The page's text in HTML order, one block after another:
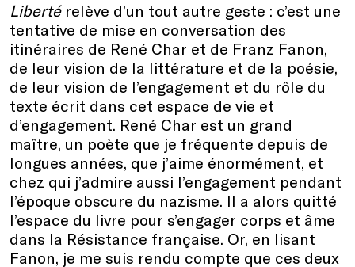
Liberté relève d’un tout autre geste : c’est une
tentative de mise en conversation des
itinéraires de René Char et de Franz Fanon,
de leur vision de la littérature et de la poésie,
de leur vision de l’engagement et du rôle du
texte écrit dans cet espace de vie et
d’engagement. René Char est un grand
maître, un poète que je fréquente depuis de
longues années, que j’aime énormément, et
chez qui j’admire aussi l’engagement pendant
l’époque obscure du nazisme. Il a alors quitté
l’espace du livre pour s’engager corps et âme
dans la Résistance française. Or, en lisant
Fanon, je me suis rendu compte que ces deux